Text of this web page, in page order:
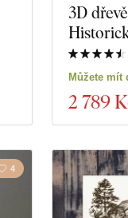
3D
Můžete mít
2 789
4